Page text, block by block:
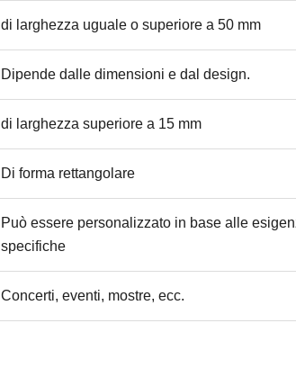
di larghezza uguale o superiore a 50 mm
Dipende dalle dimensioni e dal design.
di larghezza superiore a 15 mm
Di forma rettangolare
Può essere personalizzato in base alle
specifiche
Concerti, eventi, mostre, ecc.